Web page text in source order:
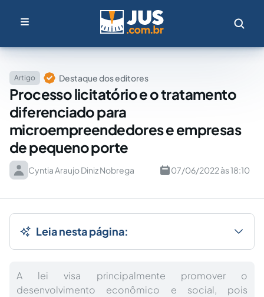
Artigo Destaque dos editores
Processo licitatório e o tratamento
diferenciado para
microempreendedores e empresas
de pequeno porte
Cyntia Araujo Diniz Nobrega 07/06/2022 às 18:10
Leia nesta página:
A lei visa principalmente promover o
desenvolvimento econômico e social, pois